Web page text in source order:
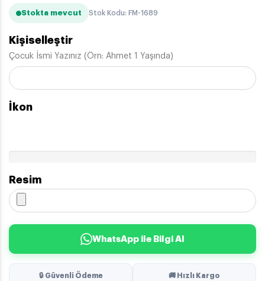
Stokta mevcut Stok Kodu: FM-1689
Kişiselleştir
Çocuk İsmi Yazınız (Örn: Ahmet 1 Yaşında)
İkon
Resim
WhatsApp ile Bilgi Al
🔒 Güvenli Ödeme 🚚 Hızlı Kargo